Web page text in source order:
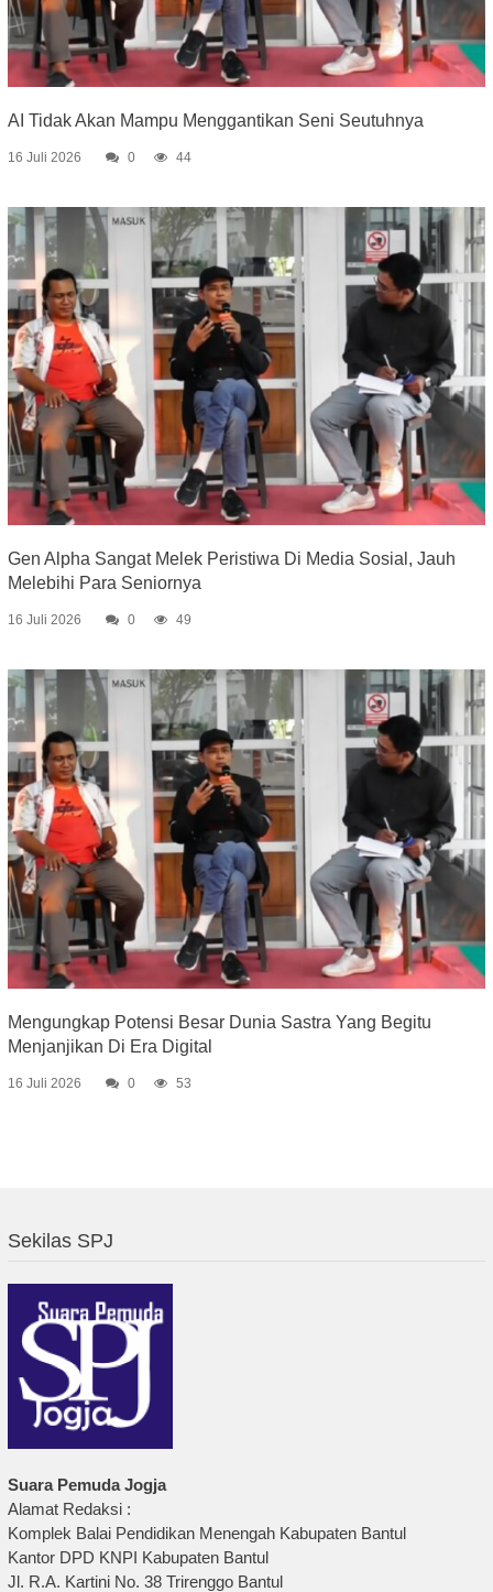
AI Tidak Akan Mampu Menggantikan Seni Seutuhnya
16 Juli 2026 0 44
Gen Alpha Sangat Melek Peristiwa Di Media Sosial, Jauh
Melebihi Para Seniornya
16 Juli 2026 0 49
Mengungkap Potensi Besar Dunia Sastra Yang Begitu
Menjanjikan Di Era Digital
16 Juli 2026 0 53
Sekilas SPJ
Suara Pemuda Jogja
Alamat Redaksi :
Komplek Balai Pendidikan Menengah Kabupaten Bantul
Kantor DPD KNPI Kabupaten Bantul
Jl. R.A. Kartini No. 38 Trirenggo Bantul